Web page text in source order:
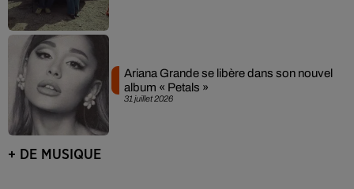
31 juillet 2026
Ariana Grande se libère dans son nouvel
album « Petals »
+ DE MUSIQUE